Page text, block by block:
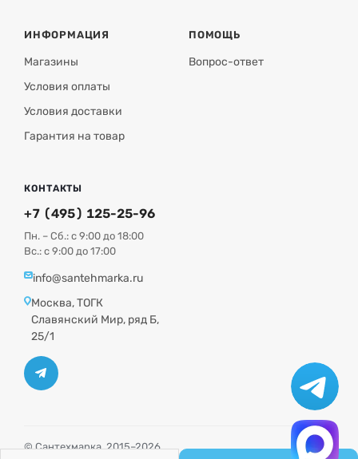
ИНФОРМАЦИЯ
Магазины
Условия оплаты
Условия доставки
Гарантия на товар
ПОМОЩЬ
Вопрос-ответ
КОНТАКТЫ
+7 (495) 125-25-96
Пн. – Сб.: с 9:00 до 18:00
Вс.: с 9:00 до 17:00
info@santehmarka.ru
Москва, ТОГК
Славянский Мир, ряд Б,
25/1
© Сантехмарка, 2015–2026